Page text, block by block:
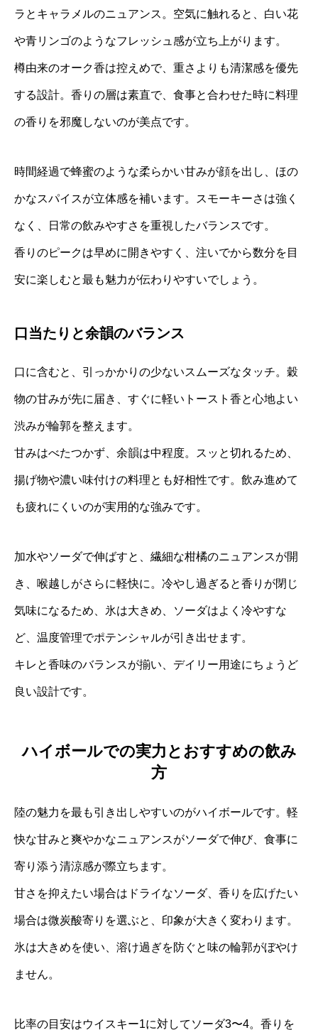
ラとキャラメルのニュアンス。空気に触れると、白い花
や青リンゴのようなフレッシュ感が立ち上がります。
樽由来のオーク香は控えめで、重さよりも清潔感を優先
する設計。香りの層は素直で、食事と合わせた時に料理
の香りを邪魔しないのが美点です。
時間経過で蜂蜜のような柔らかい甘みが顔を出し、ほの
かなスパイスが立体感を補います。スモーキーさは強く
なく、日常の飲みやすさを重視したバランスです。
香りのピークは早めに開きやすく、注いでから数分を目
安に楽しむと最も魅力が伝わりやすいでしょう。
口当たりと余韻のバランス
口に含むと、引っかかりの少ないスムーズなタッチ。穀
物の甘みが先に届き、すぐに軽いトースト香と心地よい
渋みが輪郭を整えます。
甘みはべたつかず、余韻は中程度。スッと切れるため、
揚げ物や濃い味付けの料理とも好相性です。飲み進めて
も疲れにくいのが実用的な強みです。
加水やソーダで伸ばすと、繊細な柑橘のニュアンスが開
き、喉越しがさらに軽快に。冷やし過ぎると香りが閉じ
気味になるため、氷は大きめ、ソーダはよく冷やすな
ど、温度管理でポテンシャルが引き出せます。
キレと香味のバランスが揃い、デイリー用途にちょうど
良い設計です。
ハイボールでの実力とおすすめの飲み
方
陸の魅力を最も引き出しやすいのがハイボールです。軽
快な甘みと爽やかなニュアンスがソーダで伸び、食事に
寄り添う清涼感が際立ちます。
甘さを抑えたい場合はドライなソーダ、香りを広げたい
場合は微炭酸寄りを選ぶと、印象が大きく変わります。
氷は大きめを使い、溶け過ぎを防ぐと味の輪郭がぼやけ
ません。
比率の目安はウイスキー1に対してソーダ3〜4。香りを